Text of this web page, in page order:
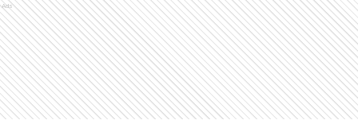
Ads